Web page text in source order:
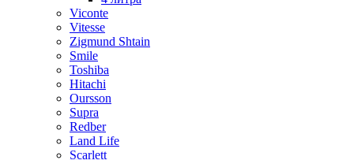
Viconte
Vitesse
Zigmund Shtain
Smile
Toshiba
Hitachi
Oursson
Supra
Redber
Land Life
Scarlett